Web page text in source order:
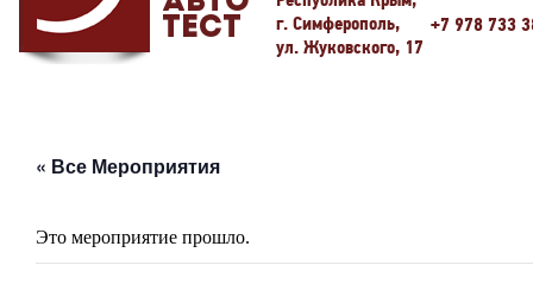
Тест
г. Симферополь,
ул. Жуковского, 17
+7 978 733
« Все Мероприятия
Это мероприятие прошло.